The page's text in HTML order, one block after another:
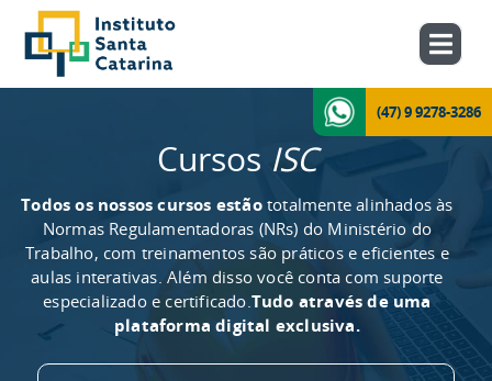
(47) 9 9278-3286
Cursos ISC
Todos os nossos cursos estãototalmente alinhados às
Normas Regulamentadoras (NRs) do Ministério do
Trabalho, com treinamentos são práticos e eficientes e
aulas interativas. Além disso você conta com suporte
especializado e certificado.Tudo através de uma
plataforma digital exclusiva.